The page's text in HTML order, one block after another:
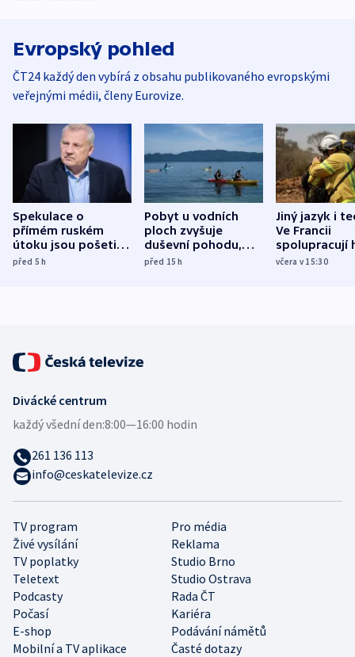
Evropský pohled
ČT24 každý den vybírá z obsahu publikovaného evropskými
veřejnými médii, členy Eurovize.
Spekulace o
přímém ruském
útoku jsou pošetilé,
míní estonský
před 5h
Pobyt u vodních
ploch zvyšuje
duševní pohodu,
ukázala
před 15h
Jiný jazyk i
Ve Francii
spolupracují
různých zemí
včera v 15:30
TV program
Pro média
Živé vysílání
Reklama
TV poplatky
Studio Brno
Teletext
Studio Ostrava
Podcasty
Rada ČT
Počasí
Kariéra
E-shop
Podávání námětů
Mobilní a TV aplikace
Časté dotazy
Divácké centrum
každý všední den:8:00—16:00 hodin
261 136 113
info@ceskatelevize.cz